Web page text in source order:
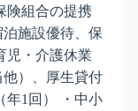
険組合の提携
施設優待、保
児・介護休業
他）、厚生貸付
年1回） ・中小